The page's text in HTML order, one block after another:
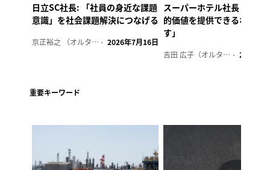
日立SC社長: 「社員の身近な課題
意識」を社会課題解決につなげる
京正裕之 （オルタナ副編集長） 2026年7月16日
スーパーホテル社長「地域
的価値を提供できるホテル
す」
吉田 広子（オルタナ輪番編集長） 2026年6
重要キーワード